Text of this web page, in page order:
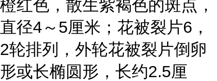
橙红色，散生紫褐色的斑点，
直径4～5厘米；花被裂片6，
2轮排列，外轮花被裂片倒卵
形或长椭圆形，长约2.5厘